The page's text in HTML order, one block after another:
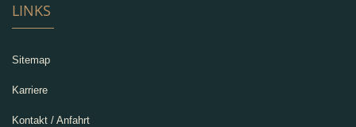
LINKS
Sitemap
Karriere
Kontakt / Anfahrt